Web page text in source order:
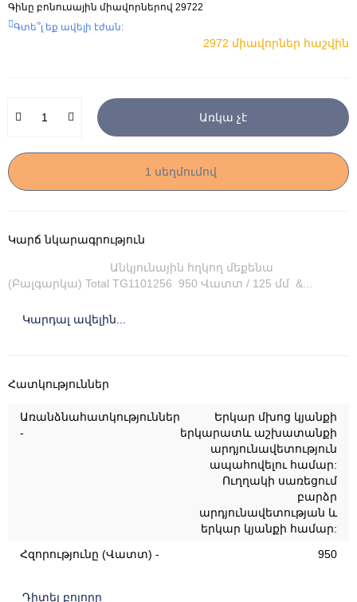
Գինը բոնուսային միավորներով 29722
Գտե՞լ եք ավելի էժան:
2972 միավորներ հաշվին
Առկա չէ
1 սեղմումով
Կարճ նկարագրություն
Անկյունային հղկող մեքենա
(Բալգարկա) Total TG1101256 950 Վատտ / 125 մմ &...
Կարդալ ավելին...
Հատկություններ
Առանձնահատկություններ
-
Երկար մխոց կյանքի
երկարատև աշխատանքի
արդյունավետություն
ապահովելու համար:
Ուղղակի սառեցում
բարձր
արդյունավետության և
երկար կյանքի համար:
Հզորությունը (Վատտ) -
950
Դիտել բոլորը